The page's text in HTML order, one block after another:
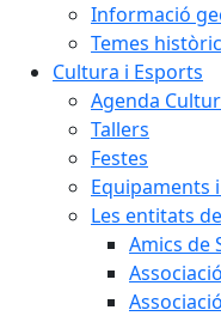
Informació
Temes
Cultura i Esports
Agenda
Tallers
Festes
Equipaments
Les entitats
Amics de